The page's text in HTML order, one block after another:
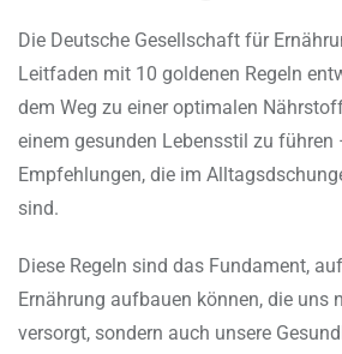
Die Deutsche Gesellschaft für
Leitfaden mit 10 goldenen Regeln
dem Weg zu einer optimalen
einem gesunden Lebensstil zu führen
Empfehlungen, die im
sind.
Diese Regeln sind das Fundament,
Ernährung aufbauen können, die uns
versorgt, sondern auch unsere